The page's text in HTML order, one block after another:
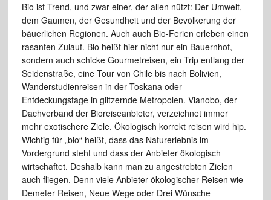
Bio ist Trend, und zwar einer, der allen nützt: Der Umwelt,
dem Gaumen, der Gesundheit und der Bevölkerung der
bäuerlichen Regionen. Auch auch Bio-Ferien erleben einen
rasanten Zulauf. Bio heißt hier nicht nur ein Bauernhof,
sondern auch schicke Gourmetreisen, ein Trip entlang der
Seidenstraße, eine Tour von Chile bis nach Bolivien,
Wanderstudienreisen in der Toskana oder
Entdeckungstage in glitzernde Metropolen. Vianobo, der
Dachverband der Bioreiseanbieter, verzeichnet immer
mehr exotischere Ziele. Ökologisch korrekt reisen wird hip.
Wichtig für „bio“ heißt, dass das Naturerlebnis im
Vordergrund steht und dass der Anbieter ökologisch
wirtschaftet. Deshalb kann man zu angestrebten Zielen
auch fliegen. Denn viele Anbieter ökologischer Reisen wie
Demeter Reisen, Neue Wege oder Drei Wünsche